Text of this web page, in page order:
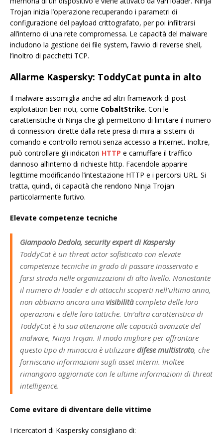
Trojan inizia l’operazione recuperando i parametri di
configurazione del payload crittografato, per poi infiltrarsi
all’interno di una rete compromessa. Le capacità del malware
includono la gestione dei file system, l’avvio di reverse shell,
l’inoltro di pacchetti TCP.
Allarme Kaspersky: ToddyCat punta in alto
Il malware assomiglia anche ad altri framework di post-
exploitation ben noti, come CobaltStrike. Con le
caratteristiche di Ninja che gli permettono di limitare il numero
di connessioni dirette dalla rete presa di mira ai sistemi di
comando e controllo remoti senza accesso a Internet. Inoltre,
può controllare gli indicatori HTTP e camuffare il traffico
dannoso all’interno di richieste http. Facendole apparire
legittime modificando l’intestazione HTTP e i percorsi URL. Si
tratta, quindi, di capacità che rendono Ninja Trojan
particolarmente furtivo.
Elevate competenze tecniche
Giampaolo Dedola, security expert di Kaspersky
ToddyCat è un threat actor sofisticato con elevate
competenze tecniche in grado di passare inosservato e
farsi strada nelle organizzazioni di alto livello. Nonostante
il numero di loader e di attacchi scoperti nell’ultimo anno,
non abbiamo ancora una visibilitàcompleta delle loro
operazioni e delle loro tattiche. Un’altra caratteristica di
ToddyCat è la sua attenzione alle capacità avanzate del
malware, Ninja Trojan. Il modo migliore per affrontare
questo tipo di minaccia è utilizzare difese multistrato, che
forniscano informazioni sugli asset interni. Inoltee
rimangono aggiornate con le ultime informazioni di threat
intelligence.
Come evitare di diventare delle vittime
I ricercatori di Kaspersky consigliano di: